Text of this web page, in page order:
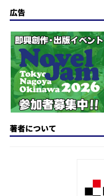
o
d
o
n
s
k
y
e
b
o
o
k
a
d
s
広告
著者について